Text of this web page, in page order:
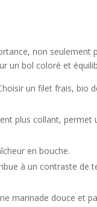
non seulement
un bol coloré et
un filet frais, bio
plus collant, permet
en bouche.
à un contraste de
marinade douce et